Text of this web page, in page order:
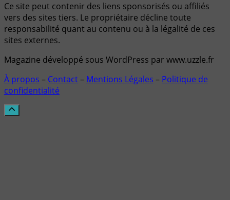
Ce site peut contenir des liens sponsorisés ou affiliés
vers des sites tiers. Le propriétaire décline toute
responsabilité quant au contenu ou à la légalité de ces
sites externes.
Magazine développé sous WordPress par www.uzzle.fr
À propos – Contact– Mentions Légales – Politique de
confidentialité